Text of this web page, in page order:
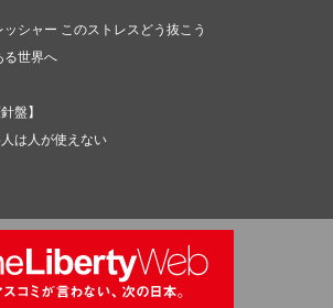
シャー このストレスどう抜こう
世界へ
盤】
は人が使えない